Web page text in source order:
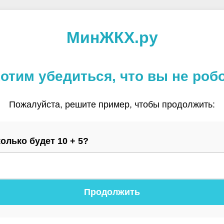
МинЖКХ.ру
убедиться, что вы не
Пожалуйста, решите пример, чтобы продолжить:
будет 10 + 5?
Продолжить